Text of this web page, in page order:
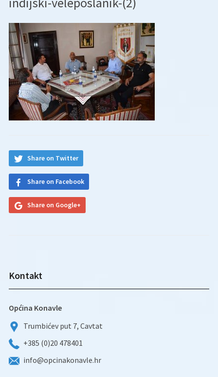
Share on Twitter
Share on Facebook
Share on Google+
Kontakt
Općina Konavle
Trumbićev put 7, Cavtat
+385 (0)20 478401
info@opcinakonavle.hr